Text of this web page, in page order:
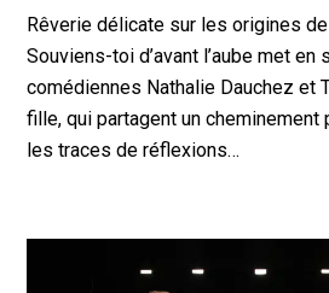
Rêverie délicate sur les origines
Souviens-toi d’avant l’aube met en
comédiennes Nathalie Dauchez et
fille, qui partagent un cheminement
les traces de réflexions…